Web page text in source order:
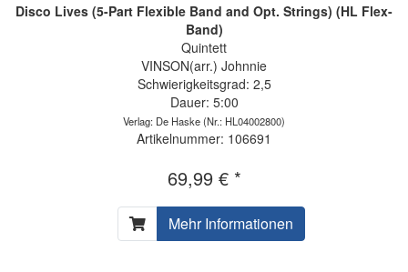
Disco Lives (5-Part Flexible Band and Opt. Strings) (HL Flex-
Band)
Quintett
VINSON(arr.) Johnnie
Schwierigkeitsgrad: 2,5
Dauer: 5:00
Verlag: De Haske(Nr.: HL04002800)
Artikelnummer: 106691
69,99 € *
Mehr Informationen